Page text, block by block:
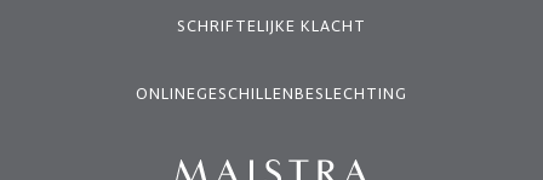
SCHRIFTELIJKE KLACHT
ONLINEGESCHILLENBESLECHTING